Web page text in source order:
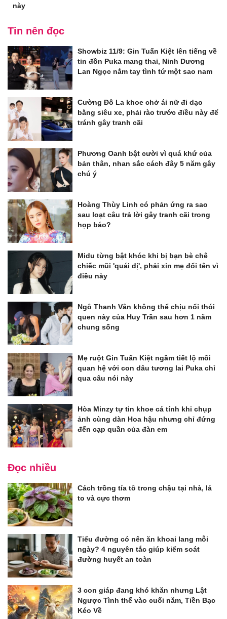
này
Tin nên đọc
Showbiz 11/9: Gin Tuấn Kiệt lên tiếng về
tin đồn Puka mang thai, Ninh Dương
Lan Ngọc nắm tay tình tứ một sao nam
Cường Đô La khoe chở ái nữ đi dạo
bằng siêu xe, phải rào trước điều này để
tránh gây tranh cãi
Phương Oanh bật cười vì quá khứ của
bản thân, nhan sắc cách đây 5 năm gây
chú ý
Hoàng Thùy Linh có phản ứng ra sao
sau loạt câu trả lời gây tranh cãi trong
họp báo?
Midu từng bật khóc khi bị bạn bè chê
chiếc mũi 'quái dị', phải xin mẹ đổi tên vì
điều này
Ngô Thanh Vân không thể chịu nổi thói
quen này của Huy Trần sau hơn 1 năm
chung sống
Mẹ ruột Gin Tuấn Kiệt ngầm tiết lộ mối
quan hệ với con dâu tương lai Puka chỉ
qua câu nói này
Hòa Minzy tự tin khoe cá tính khi chụp
ảnh cùng dàn Hoa hậu nhưng chỉ đứng
đến cạp quần của đàn em
Đọc nhiều
Cách trồng tía tô trong chậu tại nhà, lá
to và cực thơm
Tiểu đường có nên ăn khoai lang mỗi
ngày? 4 nguyên tắc giúp kiểm soát
đường huyết an toàn
3 con giáp đang khó khăn nhưng Lật
Ngược Tình thế vào cuối năm, Tiền Bạc
Kéo Về